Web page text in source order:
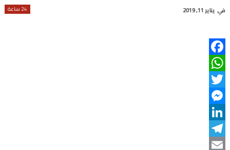
24 ساعة في يناير 11, 2019
Facebook
WhatsApp
Twitter
Messenger
LinkedIn
Telegram